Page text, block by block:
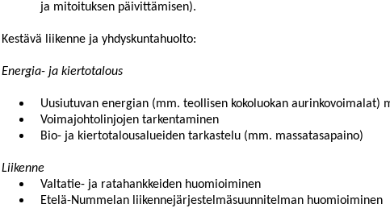
ja mitoituksen päivittämisen).
Kestävä liikenne ja yhdyskuntahuolto:
Energia- ja kiertotalous
Uusiutuvan energian (mm. teollisen kokoluokan aurinkovoimalat)
Voimajohtolinjojen tarkentaminen
Bio- ja kiertotalousalueiden tarkastelu (mm. massatasapaino)
Liikenne
Valtatie- ja ratahankkeiden huomioiminen
Etelä-Nummelan liikennejärjestelmäsuunnitelman huomioiminen